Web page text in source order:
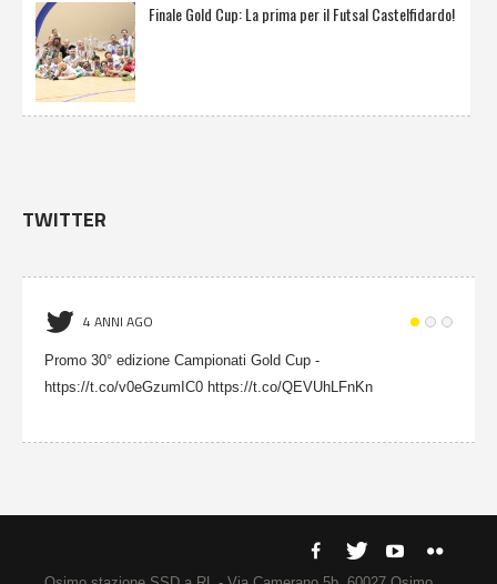
Finale Gold Cup: La prima per il Futsal Castelfidardo!
TWITTER
4 ANNI AGO
Promo 30° edizione Campionati Gold Cup -
https://t.co/v0eGzumIC0 https://t.co/QEVUhLFnKn